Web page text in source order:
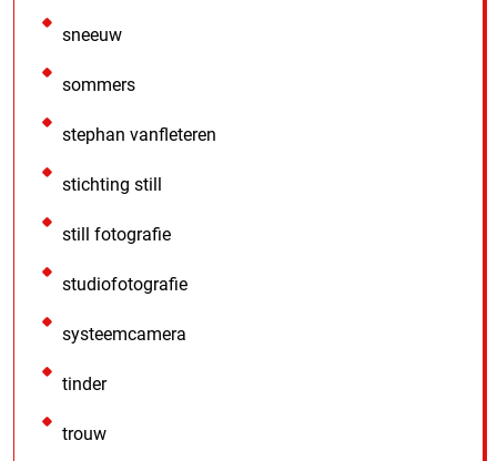
sneeuw
sommers
stephan vanfleteren
stichting still
still fotografie
studiofotografie
systeemcamera
tinder
trouw